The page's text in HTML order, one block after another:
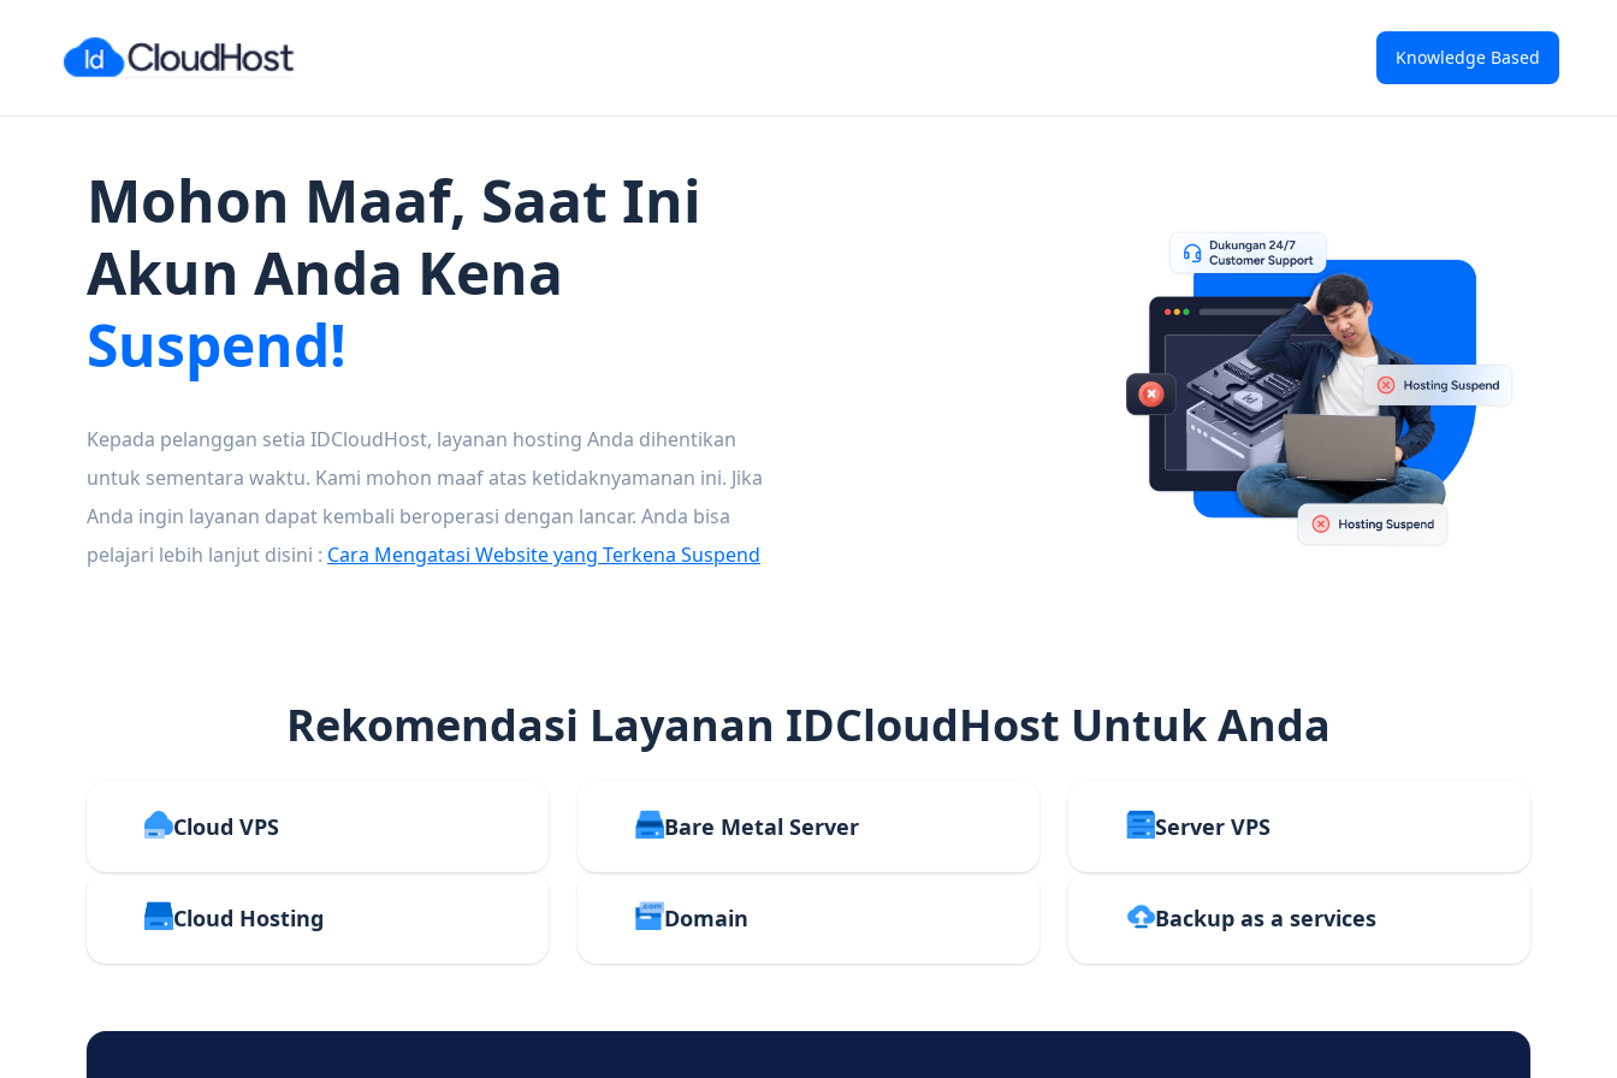
Knowledge Based
Mohon Maaf, Saat Ini
Akun Anda Kena
Suspend!
Kepada pelanggan setia IDCloudHost, layanan hosting Anda dihentikan
untuk sementara waktu. Kami mohon maaf atas ketidaknyamanan ini. Jika
Anda ingin layanan dapat kembali beroperasi dengan lancar. Anda bisa
pelajari lebih lanjut disini : Cara Mengatasi Website yang Terkena Suspend
Rekomendasi Layanan IDCloudHost Untuk Anda
Cloud VPS Bare Metal Server Server VPS
Cloud Hosting Domain Backup as a services